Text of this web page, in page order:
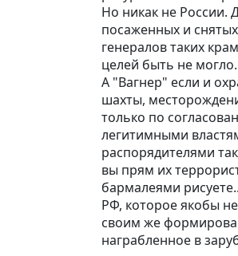
Но никак не России.
посаженных и
генералов таких
целей быть не
А "Вагнер" если и
шахты,
только по
легитимными
распорядителями
вы прям их
бармалеями
РФ, которое якобы
своим же
награбленное в